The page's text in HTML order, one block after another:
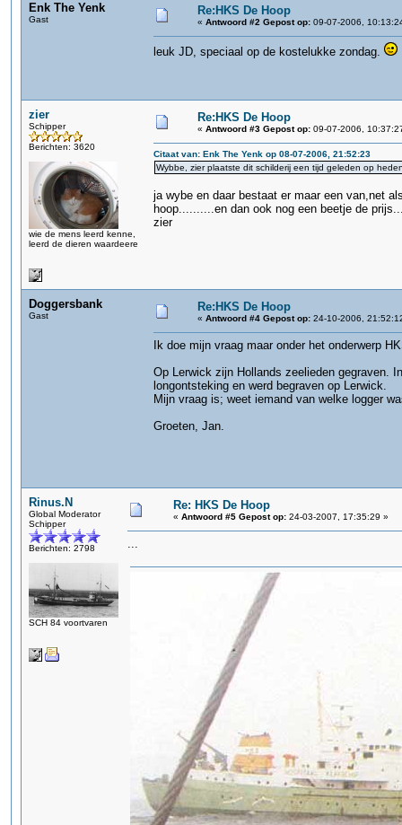
Enk The Yenk
Gast
Re:HKS De Hoop
« Antwoord #2 Gepost op: 09-07-2006,
leuk JD, speciaal op de kostelukke zondag.
zier
Schipper
Berichten: 3620
wie de mens leerd kenne,
leerd de dieren waardeere
Re:HKS De Hoop
« Antwoord #3 Gepost op: 09-07-2006,
Citaat van: Enk The Yenk op 08-07-2006, 21:52:23
Wybbe, zier plaatste dit schilderij een tijd geleden op
ja wybe en daar bestaat er maar een van,net
hoop..........en dan ook nog een beetje de
zier
Doggersbank
Gast
Re:HKS De Hoop
« Antwoord #4 Gepost op: 24-10-2006,
Ik doe mijn vraag maar onder het onderwerp
Op Lerwick zijn Hollands zeelieden gegraven.
longontsteking en werd begraven op Lerwick.
Mijn vraag is; weet iemand van welke logger
Groeten, Jan.
Rinus.N
Global Moderator
Schipper
Berichten: 2798
SCH 84 voortvaren
Re: HKS De Hoop
« Antwoord #5 Gepost op: 24-03-2007, 17:35:29 »
...